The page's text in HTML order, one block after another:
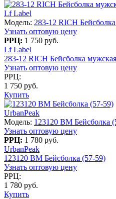
Lf Label
Модель: 283-12 RICH
Узнать оптовую цену
РРЦ: 1 750 руб.
Lf Label
283-12 RICH Бейсболка
Узнать оптовую цену
РРЦ:
1 750 руб.
Купить
UrbanPeak
Модель: 123120 BM Бейсболка
Узнать оптовую цену
РРЦ: 1 780 руб.
UrbanPeak
123120 BM Бейсболка (57-59)
Узнать оптовую цену
РРЦ:
1 780 руб.
Купить